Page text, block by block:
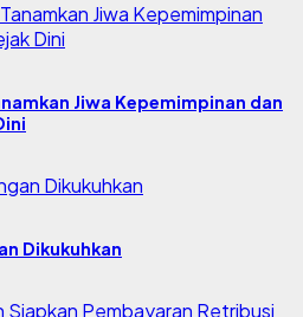
Jiwa Kepemimpinan dan
Dikukuhkan